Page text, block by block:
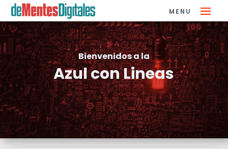
Bienvenidos a la
Azul con Lineas